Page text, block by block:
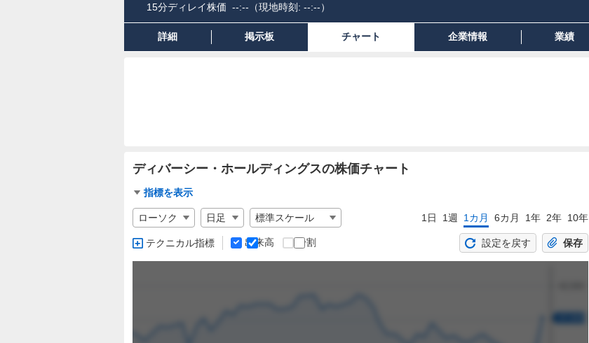
15分ディレイ株価 --:-- （現地時刻: --:--）
詳細 掲示板 チャート 企業情報 業績
ディバーシー・ホールディングスの株価チャート
チ
ャ
ー
ト
指標を表示
チ
ャ
ー
1日 1週 1カ月 6カ月 1年 2年 10年
テクニカル指標 出来高 分割 設定を戻す 保存